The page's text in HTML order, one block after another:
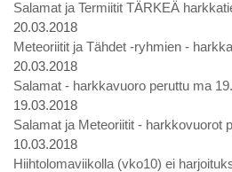
Salamat ja Termiitit TÄRKEÄ
20.03.2018
Meteoriitit ja Tähdet -ryhmien -
20.03.2018
Salamat - harkkavuoro peruttu ma
19.03.2018
Salamat ja Meteoriitit - harkkovuorot
10.03.2018
Hiihtolomaviikolla (vko10) ei